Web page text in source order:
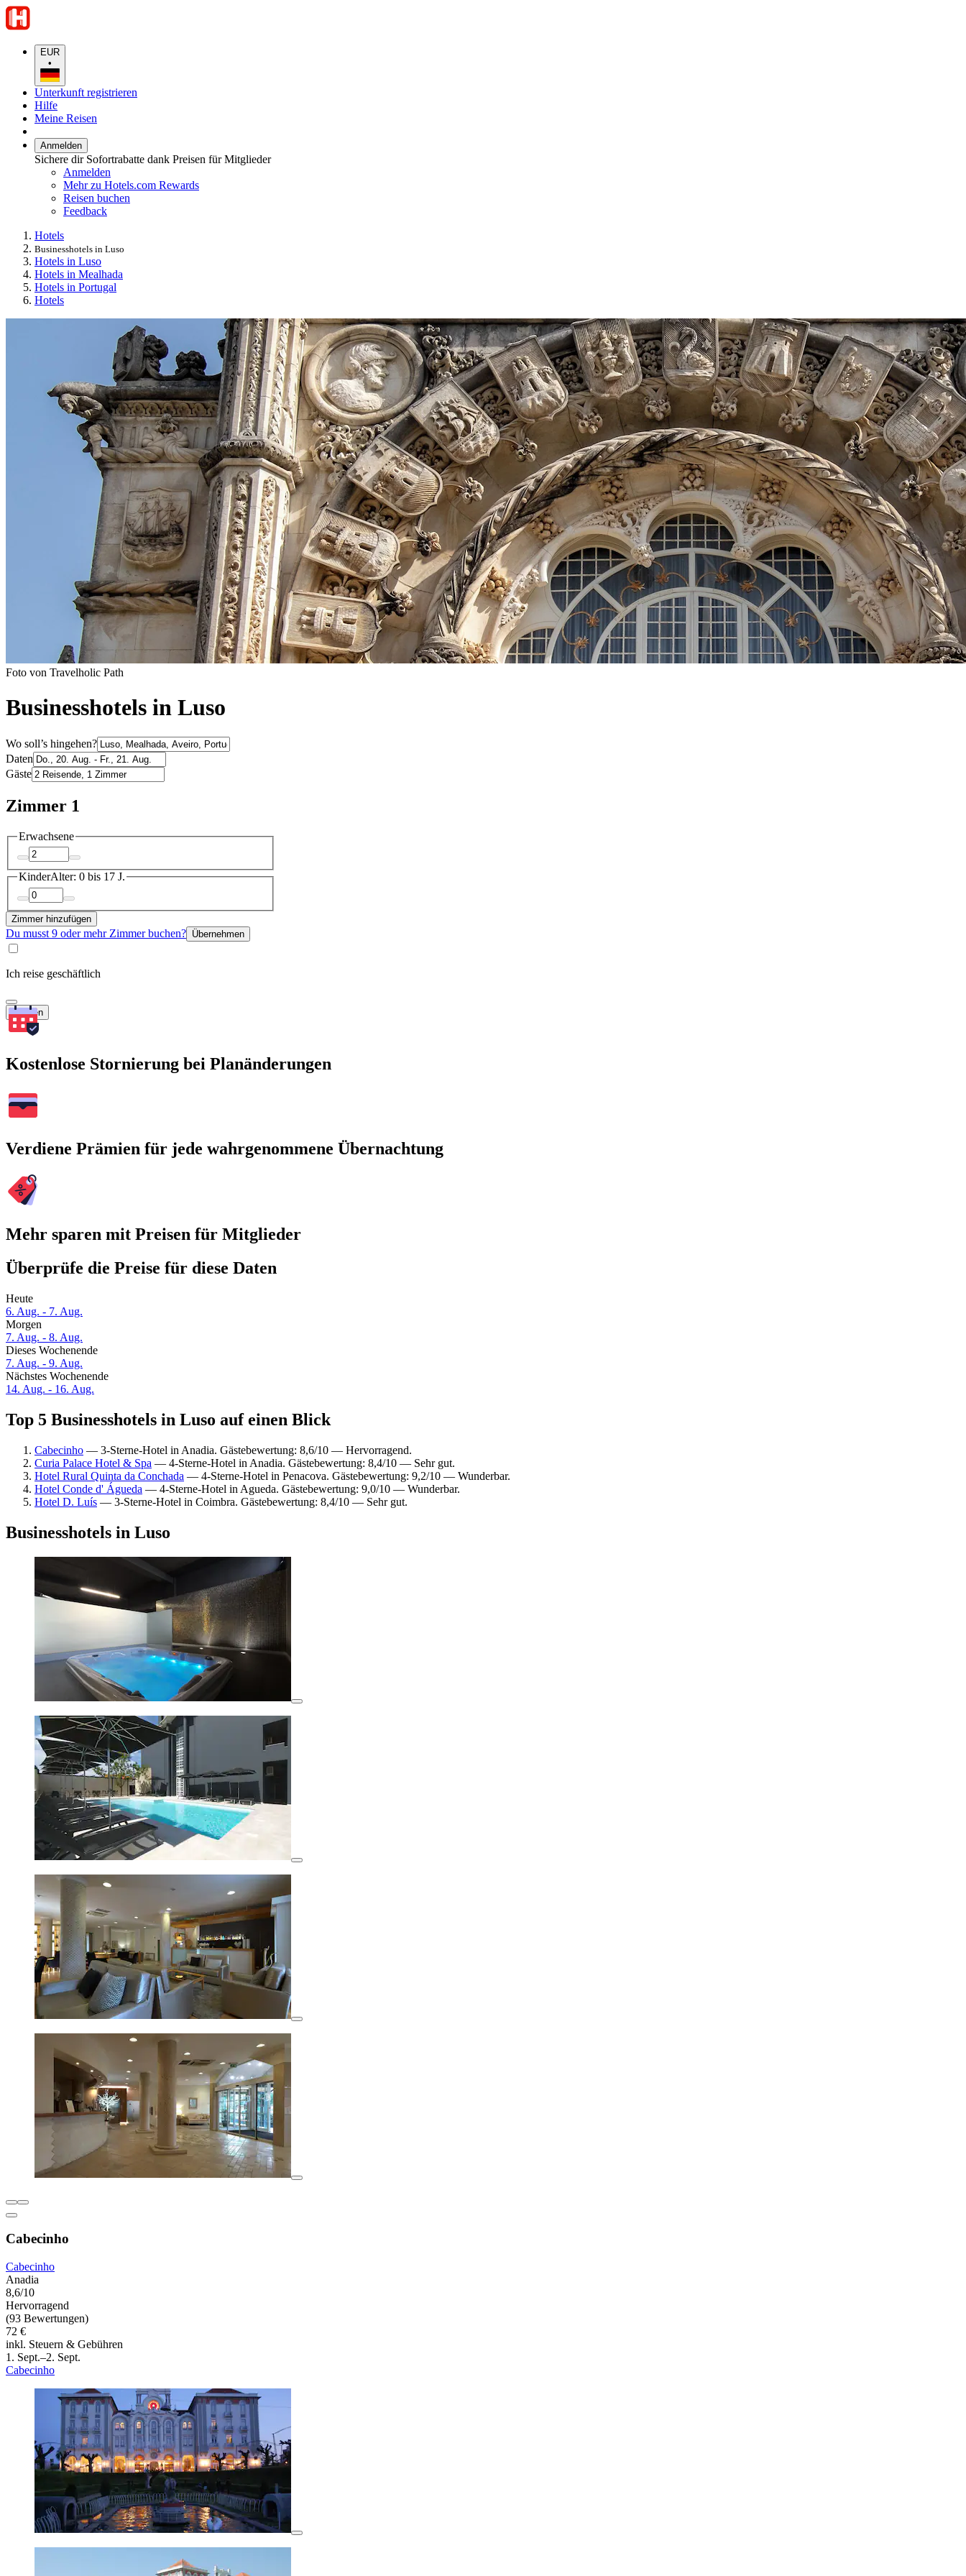
EUR
•
Unterkunft registrieren
Hilfe
Meine Reisen
Anmelden
Sichere dir Sofortrabatte dank Preisen für Mitglieder
Anmelden
Mehr zu Hotels.com Rewards
Reisen buchen
Feedback
Hotels
Businesshotels in Luso
Hotels in Luso
Hotels in Mealhada
Hotels in Portugal
Hotels
Foto von Travelholic Path
Businesshotels in Luso
Wo soll’s hingehen?
Daten
Gäste
Zimmer 1
Erwachsene
KinderAlter: 0 bis 17 J.
Zimmer hinzufügen
Du musst 9 oder mehr Zimmer buchen? Übernehmen
Ich reise geschäftlich
Suchen
Kostenlose Stornierung bei Planänderungen
Verdiene Prämien für jede wahrgenommene Übernachtung
Mehr sparen mit Preisen für Mitglieder
Überprüfe die Preise für diese Daten
Heute
6. Aug. - 7. Aug.
Morgen
7. Aug. - 8. Aug.
Dieses Wochenende
7. Aug. - 9. Aug.
Nächstes Wochenende
14. Aug. - 16. Aug.
Top 5 Businesshotels in Luso auf einen Blick
Cabecinho — 3-Sterne-Hotel in Anadia. Gästebewertung: 8,6/10 — Hervorragend.
Curia Palace Hotel & Spa — 4-Sterne-Hotel in Anadia. Gästebewertung: 8,4/10 — Sehr gut.
Hotel Rural Quinta da Conchada — 4-Sterne-Hotel in Penacova. Gästebewertung: 9,2/10 — Wunderbar.
Hotel Conde d' Águeda — 4-Sterne-Hotel in Agueda. Gästebewertung: 9,0/10 — Wunderbar.
Hotel D. Luís — 3-Sterne-Hotel in Coimbra. Gästebewertung: 8,4/10 — Sehr gut.
Businesshotels in Luso
Cabecinho
Cabecinho
Anadia
8,6/10
Hervorragend
(93 Bewertungen)
72 €
inkl. Steuern & Gebühren
1. Sept.–2. Sept.
Cabecinho